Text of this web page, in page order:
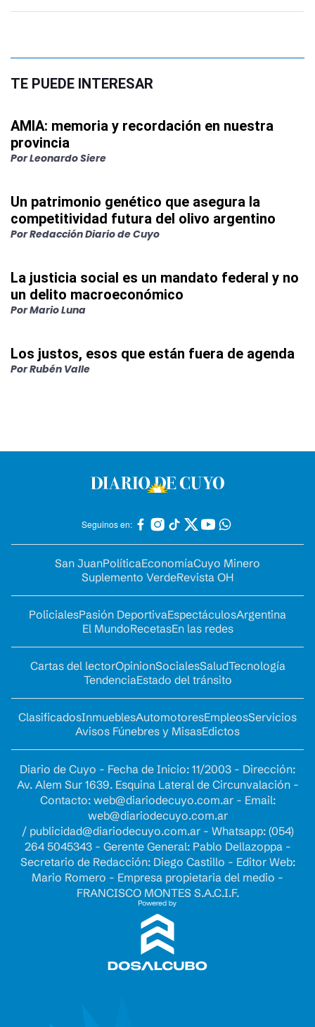
TE PUEDE INTERESAR
AMIA: memoria y recordación en nuestra
provincia
PorLeonardo Siere
Un patrimonio genético que asegura la
competitividad futura del olivo argentino
PorRedacción Diario de Cuyo
La justicia social es un mandato federal y no
un delito macroeconómico
PorMario Luna
Los justos, esos que están fuera de agenda
PorRubén Valle
Seguinos en:
San JuanPolíticaEconomíaCuyo Minero
Suplemento VerdeRevista OH
PolicialesPasión DeportivaEspectáculosArgentina
El MundoRecetasEn las redes
Cartas del lectorOpinionSocialesSaludTecnología
TendenciaEstado del tránsito
ClasificadosInmueblesAutomotoresEmpleosServicios
Avisos Fúnebres y MisasEdictos
Diario de Cuyo - Fecha de Inicio: 11/2003 - Dirección:
Av. Alem Sur 1639. Esquina Lateral de Circunvalación -
Contacto: web@diariodecuyo.com.ar- Email:
web@diariodecuyo.com.ar
/ publicidad@diariodecuyo.com.ar- Whatsapp: (054)
264 5045343 - Gerente General: Pablo Dellazoppa -
Secretario de Redacción: Diego Castillo - Editor Web:
Mario Romero - Empresa propietaria del medio -
FRANCISCO MONTES S.A.C.I.F.